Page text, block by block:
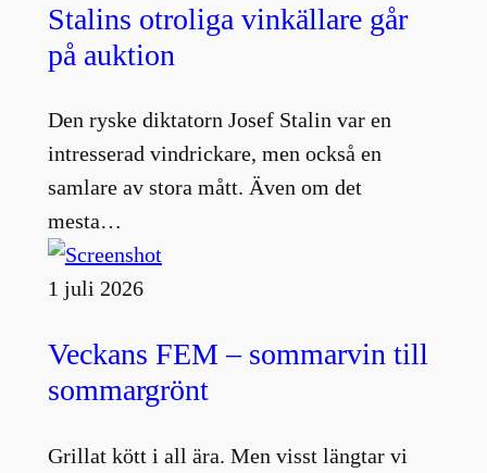
Stalins otroliga vinkällare går
på auktion
Den ryske diktatorn Josef Stalin var en
intresserad vindrickare, men också en
samlare av stora mått. Även om det
mesta…
1 juli 2026
Veckans FEM – sommarvin till
sommargrönt
Grillat kött i all ära. Men visst längtar vi